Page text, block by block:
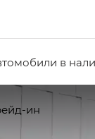
в
ин